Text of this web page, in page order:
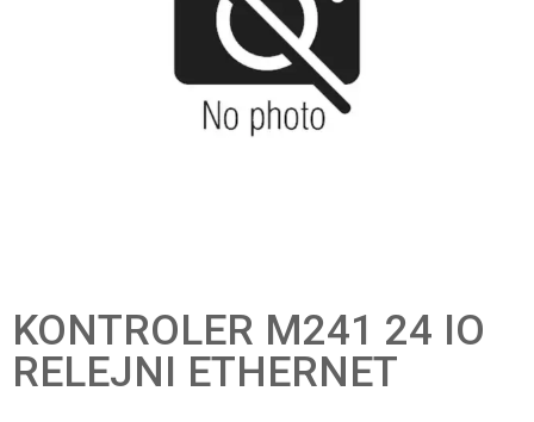
KONTROLER M241 24 IO
RELEJNI ETHERNET